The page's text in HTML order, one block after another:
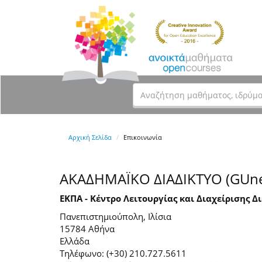
Αρχική Σελίδα Επικοινωνία
ΑΚΑΔΗΜΑΪΚΟ ΔΙΑΔΙΚΤΥΟ
ΕΚΠΑ - Κέντρο Λειτουργίας και Διαχείρισης
Πανεπιστημιούπολη, Ιλίσια
15784 Αθήνα
Ελλάδα
Τηλέφωνο: (+30) 210.727.5611